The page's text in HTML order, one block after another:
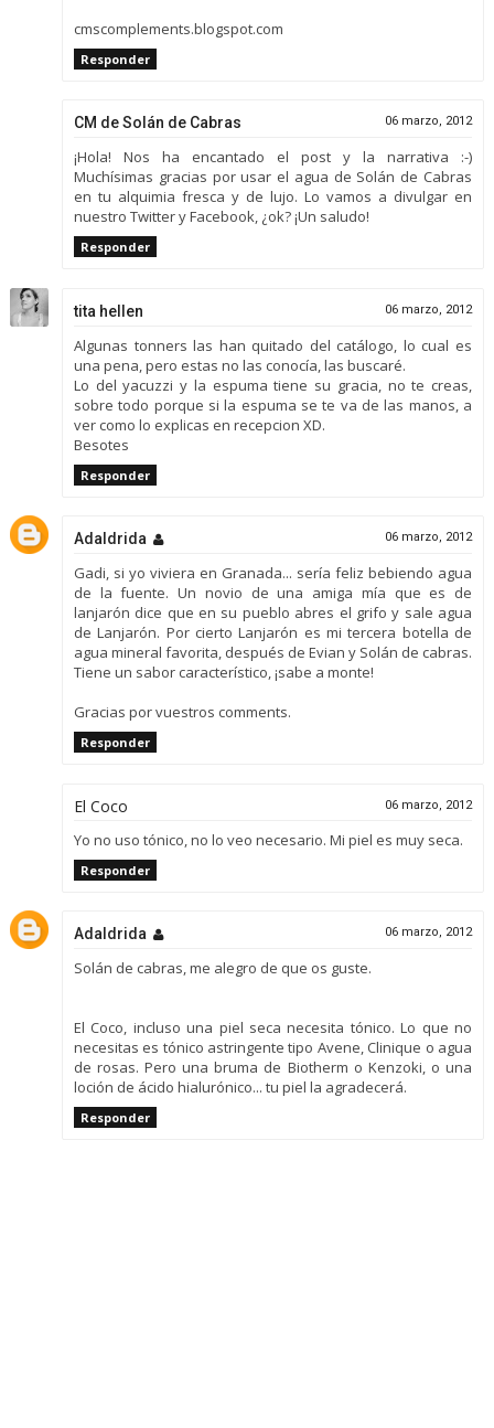
cmscomplements.blogspot.com
Responder
CM de Solán de Cabras 06 marzo, 2012
¡Hola! Nos ha encantado el post y la narrativa :-)
Muchísimas gracias por usar el agua de Solán de Cabras
en tu alquimia fresca y de lujo. Lo vamos a divulgar en
nuestro Twitter y Facebook, ¿ok? ¡Un saludo!
Responder
tita hellen 06 marzo, 2012
Algunas tonners las han quitado del catálogo, lo cual es
una pena, pero estas no las conocía, las buscaré.
Lo del yacuzzi y la espuma tiene su gracia, no te creas,
sobre todo porque si la espuma se te va de las manos, a
ver como lo explicas en recepcion XD.
Besotes
Responder
Adaldrida 06 marzo, 2012
Gadi, si yo viviera en Granada... sería feliz bebiendo agua
de la fuente. Un novio de una amiga mía que es de
lanjarón dice que en su pueblo abres el grifo y sale agua
de Lanjarón. Por cierto Lanjarón es mi tercera botella de
agua mineral favorita, después de Evian y Solán de cabras.
Tiene un sabor característico, ¡sabe a monte!
Gracias por vuestros comments.
Responder
El Coco 06 marzo, 2012
Yo no uso tónico, no lo veo necesario. Mi piel es muy seca.
Responder
Adaldrida 06 marzo, 2012
Solán de cabras, me alegro de que os guste.
El Coco, incluso una piel seca necesita tónico. Lo que no
necesitas es tónico astringente tipo Avene, Clinique o agua
de rosas. Pero una bruma de Biotherm o Kenzoki, o una
loción de ácido hialurónico... tu piel la agradecerá.
Responder